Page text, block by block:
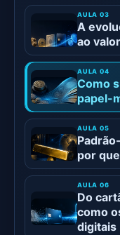
A
ao
Como
papel-
por
Do
como
digitais